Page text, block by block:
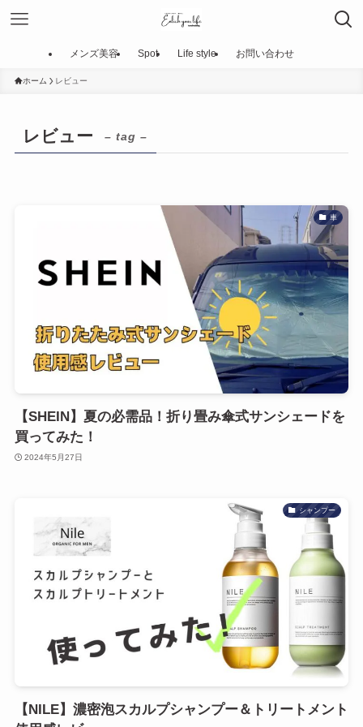
メンズ美容 Spot Life style お問い合わせ
ホーム レビュー
レビュー – tag –
車
【SHEIN】夏の必需品！折り畳み傘式サンシェードを
買ってみた！
2024年5月27日
シャンプー
【NILE】濃密泡スカルプシャンプー＆トリートメント